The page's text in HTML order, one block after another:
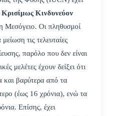
Κρισίμως Κινδυνεύον
Οι πληθυσμοί
τις τελευταίες
παρόλο που δεν είναι
μελέτες έχουν δείξει ότι
και βαρύτερα από τα
(έως 16 χρόνια), ενώ τα
Επίσης, έχει